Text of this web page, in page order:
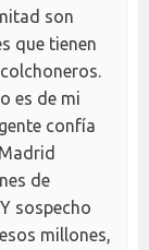
son
que tienen
es de mi
confía
de
sospecho
millones,